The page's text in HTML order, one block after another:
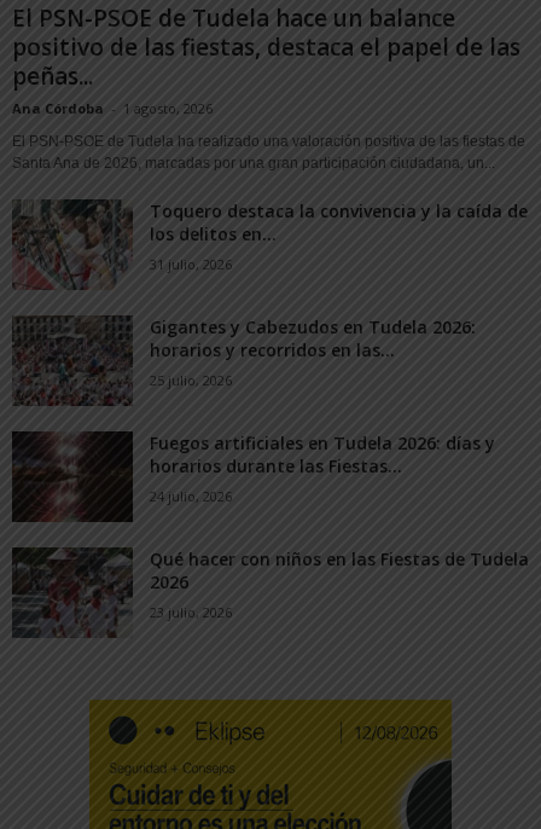
El PSN-PSOE de Tudela hace un balance
positivo de las fiestas, destaca el papel de las
peñas...
Ana Córdoba - 1 agosto, 2026
El PSN-PSOE de Tudela ha realizado una valoración positiva de las fiestas de
Santa Ana de 2026, marcadas por una gran participación ciudadana, un...
Toquero destaca la convivencia y la caída de
los delitos en...
31 julio, 2026
Gigantes y Cabezudos en Tudela 2026:
horarios y recorridos en las...
25 julio, 2026
Fuegos artificiales en Tudela 2026: días y
horarios durante las Fiestas...
24 julio, 2026
Qué hacer con niños en las Fiestas de Tudela
2026
23 julio, 2026